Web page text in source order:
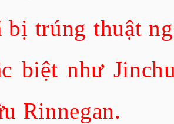
bị trúng thuật
biệt như
Rinnegan.